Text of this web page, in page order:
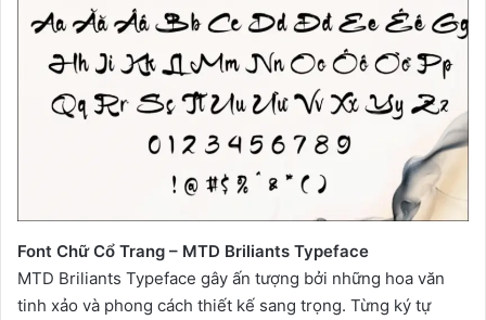
Font Chữ Cổ Trang – MTD Briliants Typeface
MTD Briliants Typeface gây ấn tượng bởi những hoa văn
tinh xảo và phong cách thiết kế sang trọng. Từng ký tự